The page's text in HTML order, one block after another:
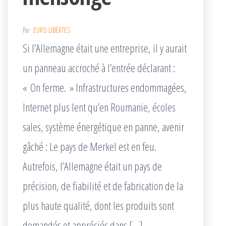
Par EURO LIBERTES
Si l’Allemagne était une entreprise, il y aurait
un panneau accroché à l’entrée déclarant :
« On ferme. » Infrastructures endommagées,
Internet plus lent qu’en Roumanie, écoles
sales, système énergétique en panne, avenir
gâché : Le pays de Merkel est en feu.
Autrefois, l’Allemagne était un pays de
précision, de fiabilité et de fabrication de la
plus haute qualité, dont les produits sont